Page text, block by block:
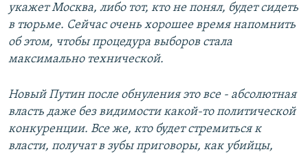
укажет Москва, либо тот, кто не понял, будет сидеть
в тюрьме. Сейчас очень хорошее время напомнить
об этом, чтобы процедура выборов стала
максимально технической.
Новый Путин после обнуления это все - абсолютная
власть даже без видимости какой-то политической
конкуренции. Все же, кто будет стремиться к
власти, получат в зубы приговоры, как убийцы,